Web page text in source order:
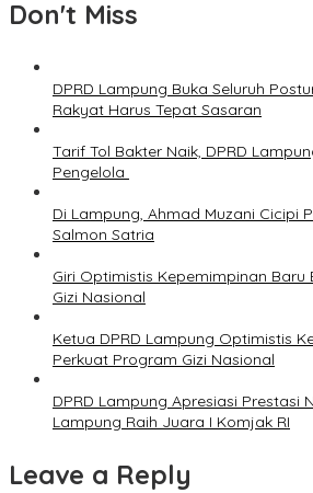
Don't Miss
DPRD Lampung Buka Seluruh
Rakyat Harus Tepat Sasaran
Tarif Tol Bakter Naik, DPRD
Pengelola
Di Lampung, Ahmad Muzani Cicipi
Salmon Satria
Giri Optimistis Kepemimpinan Baru
Gizi Nasional
Ketua DPRD Lampung Optimistis
Perkuat Program Gizi Nasional
DPRD Lampung Apresiasi Prestasi
Lampung Raih Juara I Komjak RI
Leave a Reply